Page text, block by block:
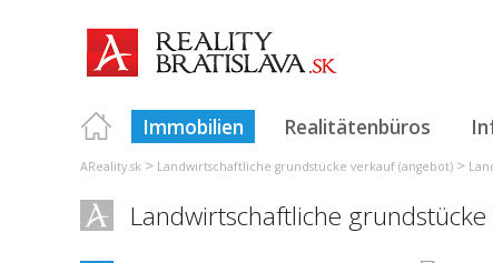
Immobilien Realitätenbüros
AReality.sk > Landwirtschaftliche grundstücke verkauf (angebot) >
Landwirtschaftliche